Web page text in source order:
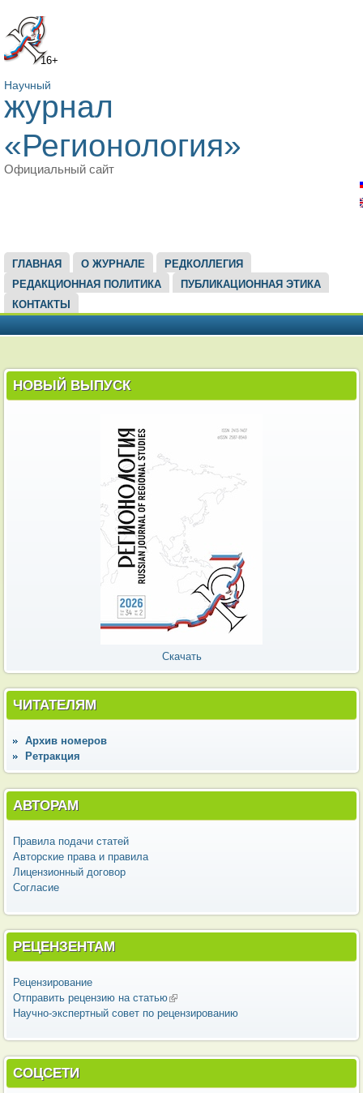
16+
Научный
журнал
«Регионология»
Официальный сайт
ГЛАВНОЕ МЕНЮ
ГЛАВНАЯ О ЖУРНАЛЕ
РЕДКОЛЛЕГИЯ
РЕДАКЦИОННАЯ ПОЛИТИКА
ПУБЛИКАЦИОННАЯ ЭТИКА
КОНТАКТЫ
НОВЫЙ ВЫПУСК
Скачать
ЧИТАТЕЛЯМ
Архив номеров
Ретракция
АВТОРАМ
Правила подачи статей
Авторские права и правила
Лицензионный договор
Согласие
РЕЦЕНЗЕНТАМ
Рецензирование
Отправить рецензию на статью(внешняя ссылка)
Научно-экспертный совет по рецензированию
СОЦСЕТИ